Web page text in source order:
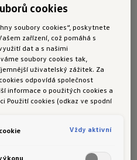
Třída
kompaktním
. Dlouhý rozvor
umožňují, aby vůz
interiér, ale zajišťují
a obratnost
v městském
cookies
soubory cookies“, poskytnete
zařízení, což pomáhá s
dat a s našimi
soubory cookies tak,
uživatelský zážitek. Za
odpovídá společnost
informace o použitých cookies a
Použití cookies (odkaz ve spodní
Vždy aktivní